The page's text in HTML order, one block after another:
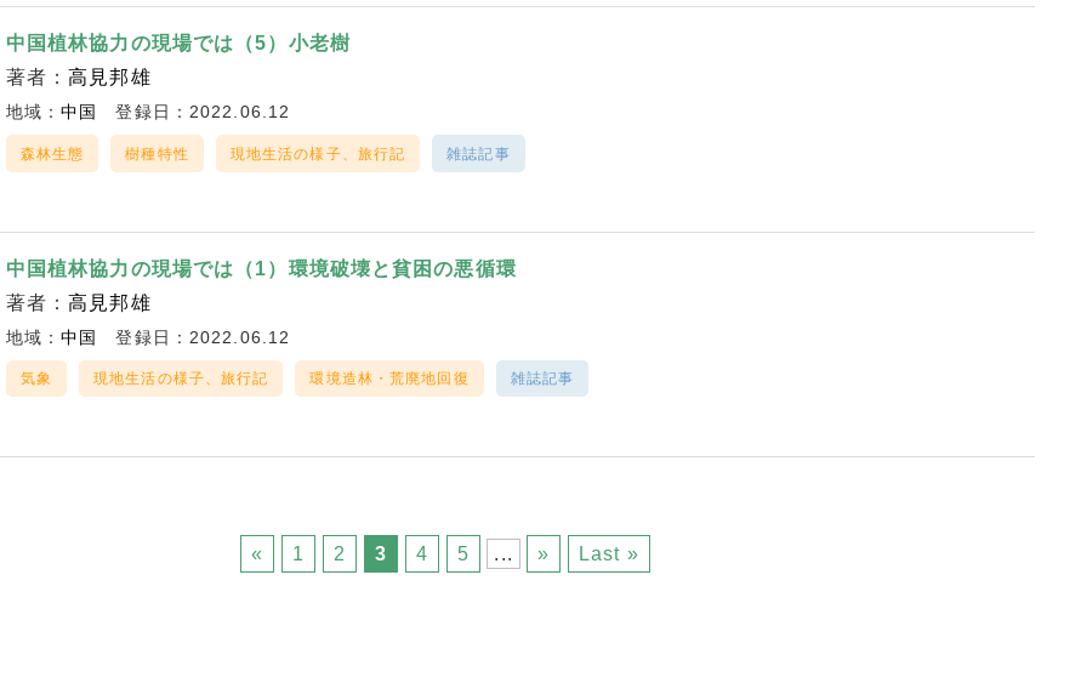
中国植林協力の現場では（5）小老樹
著者：高見邦雄
地域：中国 登録日：2022.06.12
森林生態 樹種特性 現地生活の様子、旅行記 雑誌記事
中国植林協力の現場では（1）環境破壊と貧困の悪循環
著者：高見邦雄
地域：中国 登録日：2022.06.12
気象 現地生活の様子、旅行記 環境造林・荒廃地回復 雑誌記事
« 1 2 3 4 5 ... » Last »